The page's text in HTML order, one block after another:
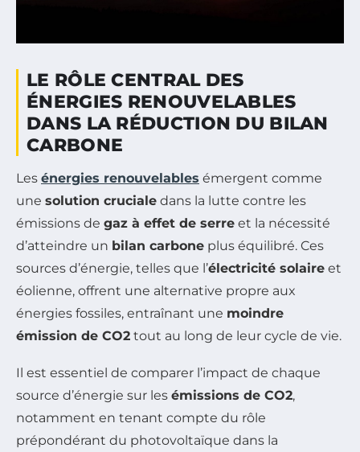
LE RÔLE CENTRAL DES
ÉNERGIES RENOUVELABLES
DANS LA RÉDUCTION DU BILAN
CARBONE
Les énergies renouvelables émergent comme
une solution cruciale dans la lutte contre les
émissions de gaz à effet de serre et la nécessité
d’atteindre un bilan carbone plus équilibré. Ces
sources d’énergie, telles que l’électricité solaire et
éolienne, offrent une alternative propre aux
énergies fossiles, entraînant une moindre
émission de CO2 tout au long de leur cycle de vie.
Il est essentiel de comparer l’impact de chaque
source d’énergie sur les émissions de CO2,
notamment en tenant compte du rôle
prépondérant du photovoltaïque dans la